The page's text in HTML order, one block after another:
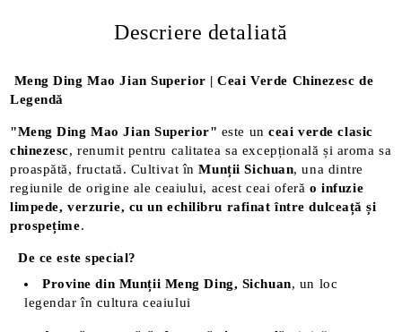
Descriere detaliată
Meng Ding Mao Jian Superior | Ceai Verde Chinezesc de
Legendă
"Meng Ding Mao Jian Superior" este unceai verde clasic
chinezesc, renumit pentru calitatea sa excepțională și aroma sa
proaspătă, fructată. Cultivat înMunții Sichuan, una dintre
regiunile de origine ale ceaiului, acest ceai oferăo infuzie
limpede, verzurie, cu un echilibru rafinat între dulceață și
prospețime.
De ce este special?
Provine din Munții Meng Ding, Sichuan, un loc
legendar în cultura ceaiului